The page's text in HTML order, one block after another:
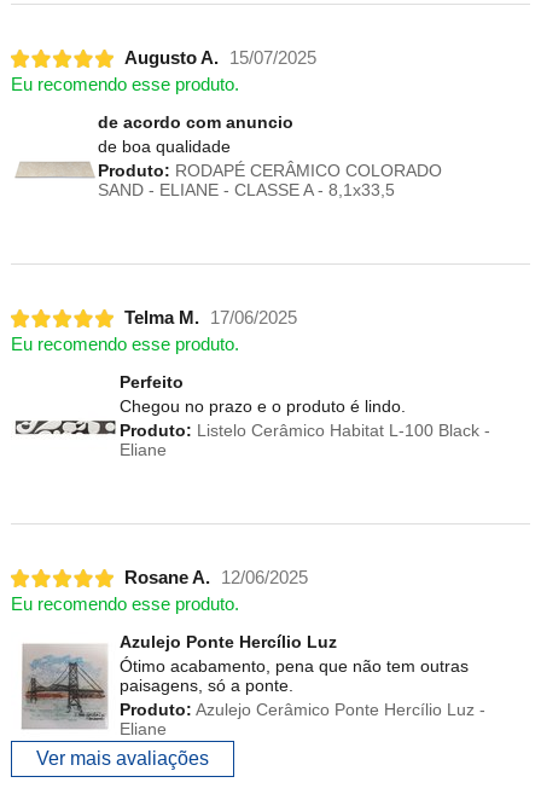
Augusto A.
15/07/2025
Eu recomendo esse produto.
de acordo com anuncio
de boa qualidade
Produto: RODAPÉ CERÂMICO COLORADO
SAND - ELIANE - CLASSE A - 8,1x33,5
Telma M.
17/06/2025
Eu recomendo esse produto.
Perfeito
Chegou no prazo e o produto é lindo.
Produto: Listelo Cerâmico Habitat L-100 Black -
Eliane
Rosane A.
12/06/2025
Eu recomendo esse produto.
Azulejo Ponte Hercílio Luz
Ótimo acabamento, pena que não tem outras
paisagens, só a ponte.
Produto: Azulejo Cerâmico Ponte Hercílio Luz -
Eliane
Ver mais avaliações